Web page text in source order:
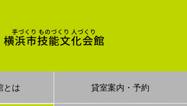
とは 貸室案内・予約